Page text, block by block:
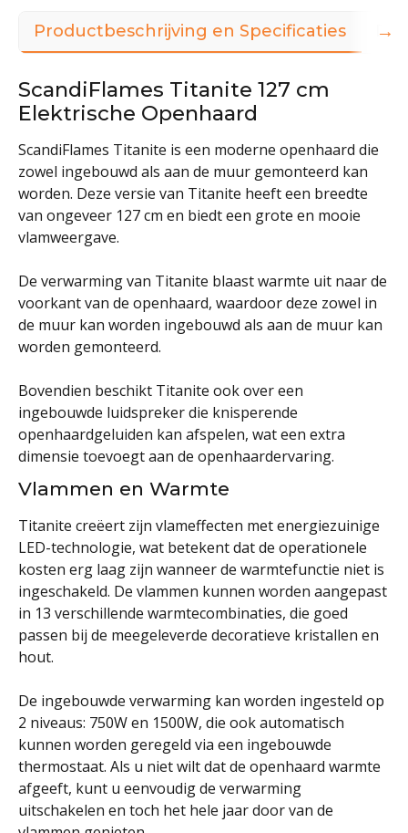
Productbeschrijving en Specificaties
ScandiFlames Titanite 127 cm
Elektrische Openhaard
ScandiFlames Titanite is een moderne openhaard die
zowel ingebouwd als aan de muur gemonteerd kan
worden. Deze versie van Titanite heeft een breedte
van ongeveer 127 cm en biedt een grote en mooie
vlamweergave.
De verwarming van Titanite blaast warmte uit naar de
voorkant van de openhaard, waardoor deze zowel in
de muur kan worden ingebouwd als aan de muur kan
worden gemonteerd.
Bovendien beschikt Titanite ook over een
ingebouwde luidspreker die knisperende
openhaardgeluiden kan afspelen, wat een extra
dimensie toevoegt aan de openhaardervaring.
Vlammen en Warmte
Titanite creëert zijn vlameffecten met energiezuinige
LED-technologie, wat betekent dat de operationele
kosten erg laag zijn wanneer de warmtefunctie niet is
ingeschakeld. De vlammen kunnen worden aangepast
in 13 verschillende warmtecombinaties, die goed
passen bij de meegeleverde decoratieve kristallen en
hout.
De ingebouwde verwarming kan worden ingesteld op
2 niveaus: 750W en 1500W, die ook automatisch
kunnen worden geregeld via een ingebouwde
thermostaat. Als u niet wilt dat de openhaard warmte
afgeeft, kunt u eenvoudig de verwarming
uitschakelen en toch het hele jaar door van de
→